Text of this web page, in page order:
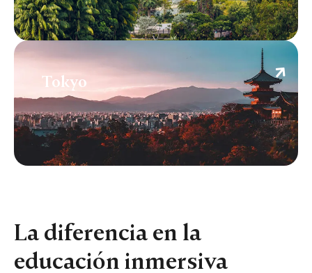
Tokyo
Tokyo
La diferencia en la
educación inmersiva